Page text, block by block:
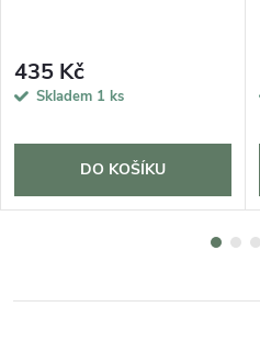
435 Kč
Skladem 1 ks
DO KOŠÍKU